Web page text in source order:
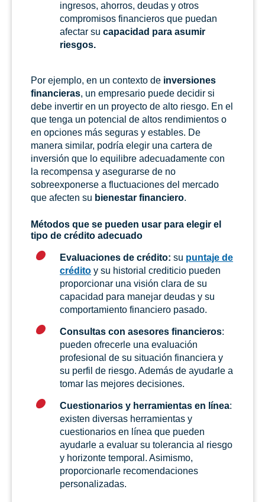
ingresos, ahorros, deudas y otros
compromisos financieros que puedan
afectar su capacidad para asumir
riesgos.
Por ejemplo, en un contexto de inversiones
financieras, un empresario puede decidir si
debe invertir en un proyecto de alto riesgo. En el
que tenga un potencial de altos rendimientos o
en opciones más seguras y estables. De
manera similar, podría elegir una cartera de
inversión que lo equilibre adecuadamente con
la recompensa y asegurarse de no
sobreexponerse a fluctuaciones del mercado
que afecten su bienestar financiero.
Métodos que se pueden usar para elegir el
tipo de crédito adecuado
Evaluaciones de crédito: su puntaje de
crédito y su historial crediticio pueden
proporcionar una visión clara de su
capacidad para manejar deudas y su
comportamiento financiero pasado.
Consultas con asesores financieros:
pueden ofrecerle una evaluación
profesional de su situación financiera y
su perfil de riesgo. Además de ayudarle a
tomar las mejores decisiones.
Cuestionarios y herramientas en línea:
existen diversas herramientas y
cuestionarios en línea que pueden
ayudarle a evaluar su tolerancia al riesgo
y horizonte temporal. Asimismo,
proporcionarle recomendaciones
personalizadas.